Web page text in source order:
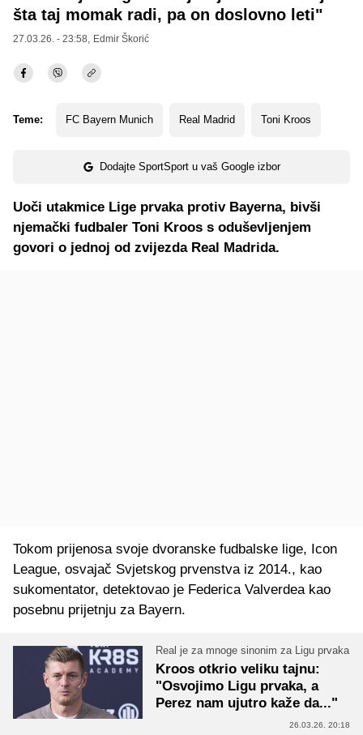
šta taj momak radi, pa on doslovno leti"
27.03.26. - 23:58, Edmir Škorić
Teme: FC Bayern Munich Real Madrid Toni Kroos
Dodajte SportSport u vaš Google izbor
Uoči utakmice Lige prvaka protiv Bayerna, bivši
njemački fudbaler Toni Kroos s oduševljenjem
govori o jednoj od zvijezda Real Madrida.
Tokom prijenosa svoje dvoranske fudbalske lige, Icon
League, osvajač Svjetskog prvenstva iz 2014., kao
sukomentator, detektovao je Federica Valverdea kao
posebnu prijetnju za Bayern.
Real je za mnoge sinonim za Ligu prvaka
Kroos otkrio veliku tajnu:
"Osvojimo Ligu prvaka, a
Perez nam ujutro kaže da..."
26.03.26. 20:18